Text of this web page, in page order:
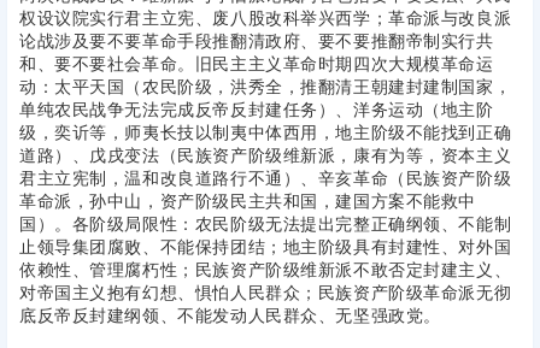
权设议院实行君主立宪、废八股改科举兴西学；革命派与改良派
论战涉及要不要革命手段推翻清政府、要不要推翻帝制实行共
和、要不要社会革命。旧民主主义革命时期四次大规模革命运
动：太平天国（农民阶级，洪秀全，推翻清王朝建封建制国家，
单纯农民战争无法完成反帝反封建任务）、洋务运动（地主阶
级，奕䜣等，师夷长技以制夷中体西用，地主阶级不能找到正确
道路）、戊戌变法（民族资产阶级维新派，康有为等，资本主义
君主立宪制，温和改良道路行不通）、辛亥革命（民族资产阶级
革命派，孙中山，资产阶级民主共和国，建国方案不能救中
国）。各阶级局限性：农民阶级无法提出完整正确纲领、不能制
止领导集团腐败、不能保持团结；地主阶级具有封建性、对外国
依赖性、管理腐朽性；民族资产阶级维新派不敢否定封建主义、
对帝国主义抱有幻想、惧怕人民群众；民族资产阶级革命派无彻
底反帝反封建纲领、不能发动人民群众、无坚强政党。